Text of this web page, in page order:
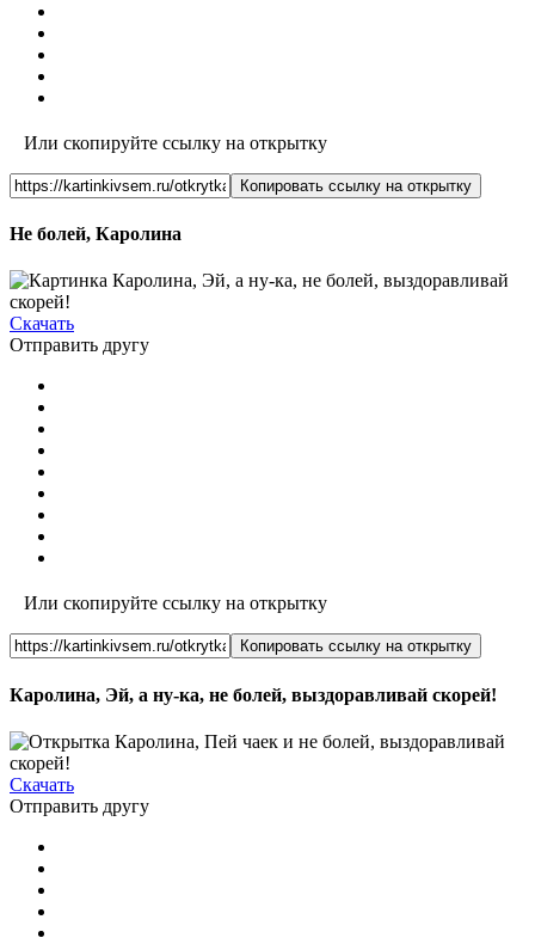
Или скопируйте ссылку на открытку
Копировать ссылку на открытку
Не болей, Каролина
Скачать
Отправить другу
Или скопируйте ссылку на открытку
Копировать ссылку на открытку
Каролина, Эй, а ну-ка, не болей, выздоравливай скорей!
Скачать
Отправить другу